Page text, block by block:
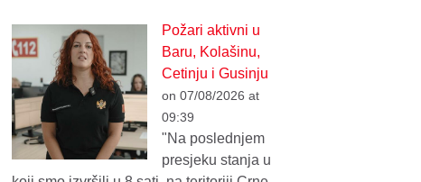
Požari aktivni u
Baru, Kolašinu,
Cetinju i Gusinju
on 07/08/2026 at
09:39
"Na poslednjem
presjeku stanja u